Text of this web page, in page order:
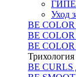
Уход
BE COLOR
BE COLOR
BE COLOR
BE CURLS